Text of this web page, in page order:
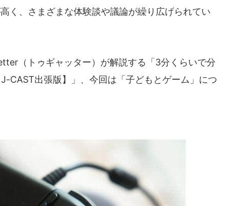
く、さまざまな体験談や議論が繰り広げられてい
（トゥギャッター）が解説する「3分くらいで分
CAST出張版】」、今回は「子どもとゲーム」につ